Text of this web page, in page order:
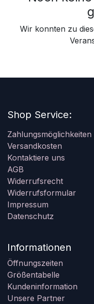
Wir konnten zu
Shop Service:
Zahlungsmöglichkeiten
Versandkosten
Kontaktiere uns
AGB
Widerrufsrecht
Widerrufsformular
Impressum
Datenschutz
Informationen
Öffnungszeiten
Größentabelle
Kundeninformation
Unsere Partner